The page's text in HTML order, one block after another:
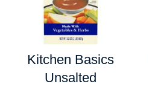
Kitchen Basics
Unsalted